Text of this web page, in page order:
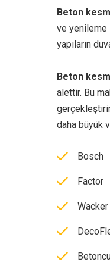
Beton
ve yenileme
yapıların
Beton
alettir. Bu
daha büyük
Bosch
Factor
Wacker